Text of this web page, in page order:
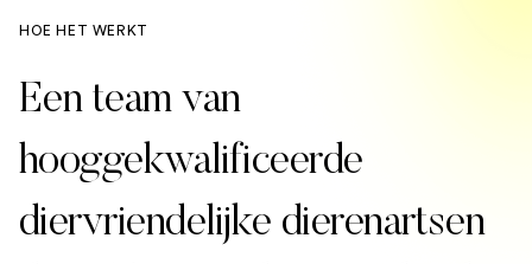
HOE HET WERKT
Een team van
hooggekwalificeerde
diervriendelijke dierenartsen